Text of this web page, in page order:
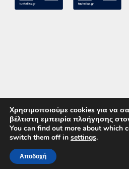
Copyright 2015 ACE Power Electronics
ΚΑΛΕΣΤΕ ΜΑΣ
Χρησιμοποιούμε cookies για να
βέλτιστη εμπειρία πλοήγησης
You can find out more about which
switch them off in settings.
Αποδοχή